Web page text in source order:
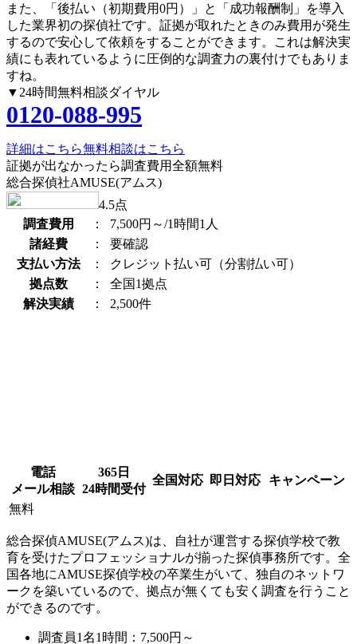
また、 「後払い（初期費用0円）」 と 「成功報酬制」
を導入
した業界初の探偵社です。証拠が取れたときのみ費用が発生
するので安心して依頼をすることができます。これは解決実
績にも表れているように圧倒的な調査力の裏付けでもありま
すね。
▼24時間無料相談ダイヤル
0120-088-995
詳細はこちら無料相談はこちら
証拠が出なかったら調査費用全額無料
総合探偵社AMUSE(アムス)
4.5点
調査費用
：
7,500円～/1時間1人
諸経費
：
要確認
支払い方法
：
クレジット払い可（分割払い可）
拠点数
：
全国1拠点
解決実績
： 2,500件
電話
メール相談
365日
24時間受付
全国対応 即日対応 キャンペーン
無料
総合探偵AMUSE(アムス)は、自社が運営する探偵学校で教
育を受けたプロフェッショナルが揃った探偵事務所です。全
国各地にAMUSE探偵学校の卒業生がいて、独自のネットワ
ークを築いているので、拠点が無くても安く調査を行うこと
ができるのです。
調査員1名1時間： 7,500円～